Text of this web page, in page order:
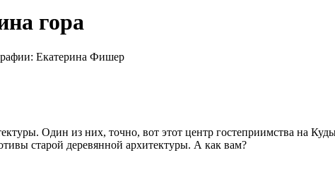
гора
Екатерина Фишер
Один из них, точно, вот этот центр гостеприимства на
старой деревянной архитектуры. А как вам?